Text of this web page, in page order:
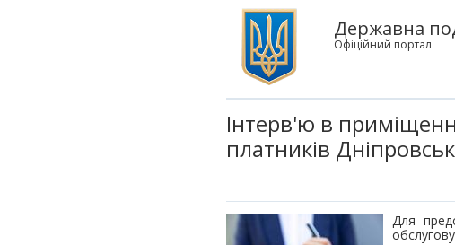
Державна
Офіційний портал
Інтерв'ю в
платників
Для